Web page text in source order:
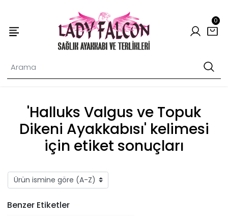
0
'Halluks Valgus ve Topuk
Dikeni Ayakkabısı' kelimesi
için etiket sonuçları
Benzer Etiketler